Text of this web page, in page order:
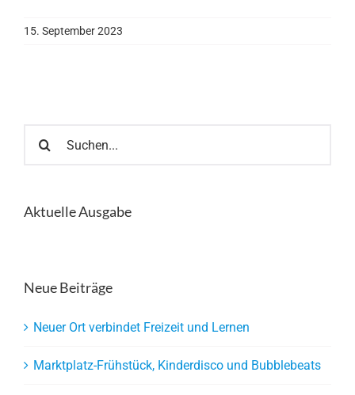
15. September 2023
nach:
Aktuelle Ausgabe
Neue Beiträge
Neuer Ort verbindet Freizeit und Lernen
Marktplatz-Frühstück, Kinderdisco und Bubblebeats